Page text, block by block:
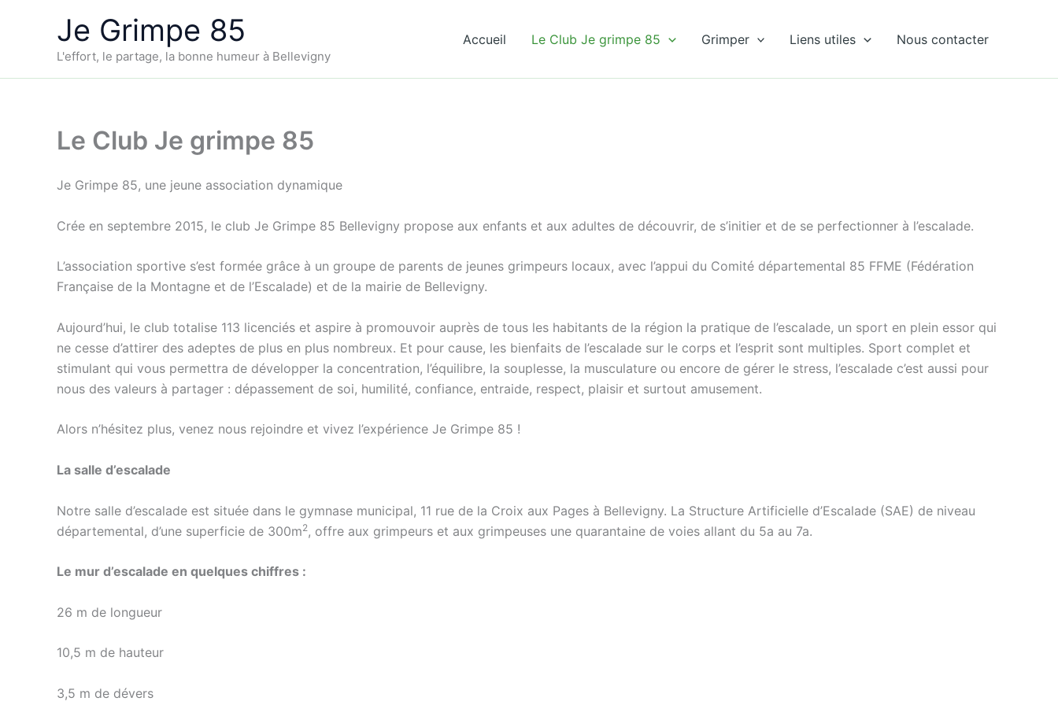
Je Grimpe 85
L'effort, le partage, la bonne humeur à Bellevigny
Accueil Le Club Je grimpe 85 Grimper Liens utiles Nous contacter
Le Club Je grimpe 85
Je Grimpe 85, une jeune association dynamique
Crée en septembre 2015, le club Je Grimpe 85 Bellevigny propose aux enfants et aux adultes de découvrir, de s’initier et de se perfectionner à l’escalade.
L’association sportive s’est formée grâce à un groupe de parents de jeunes grimpeurs locaux, avec l’appui du Comité départemental 85 FFME (Fédération
Française de la Montagne et de l’Escalade) et de la mairie de Bellevigny.
Aujourd’hui, le club totalise 113 licenciés et aspire à promouvoir auprès de tous les habitants de la région la pratique de l’escalade, un sport en plein essor qui
ne cesse d’attirer des adeptes de plus en plus nombreux. Et pour cause, les bienfaits de l’escalade sur le corps et l’esprit sont multiples. Sport complet et
stimulant qui vous permettra de développer la concentration, l’équilibre, la souplesse, la musculature ou encore de gérer le stress, l’escalade c’est aussi pour
nous des valeurs à partager : dépassement de soi, humilité, confiance, entraide, respect, plaisir et surtout amusement.
Alors n’hésitez plus, venez nous rejoindre et vivez l’expérience Je Grimpe 85 !
La salle d’escalade
Notre salle d’escalade est située dans le gymnase municipal, 11 rue de la Croix aux Pages à Bellevigny. La Structure Artificielle d’Escalade (SAE) de niveau
départemental, d’une superficie de 300m2 , offre aux grimpeurs et aux grimpeuses une quarantaine de voies allant du 5a au 7a.
Le mur d’escalade en quelques chiffres :
26 m de longueur
10,5 m de hauteur
3,5 m de dévers